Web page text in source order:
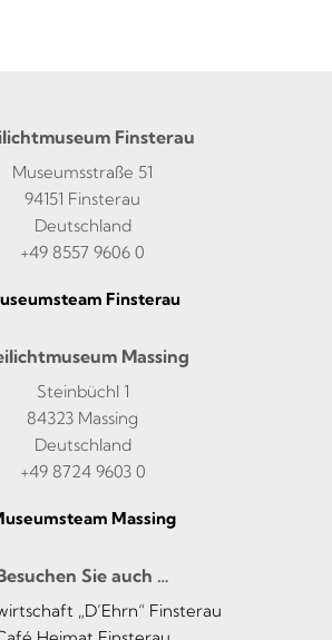
Finsterau
Museumsstraße 51
94151 Finsterau
Deutschland
+49 8557 9606 0
Finsterau
Massing
Steinbüchl 1
84323 Massing
Deutschland
+49 8724 9603 0
Massing
Sie auch …
„D’Ehrn“ Finsterau